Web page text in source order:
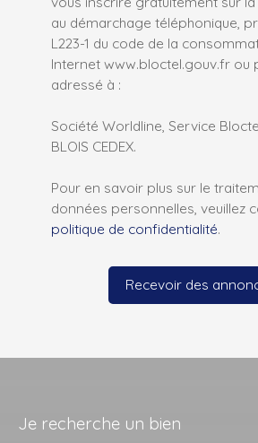
au démarchage téléphonique,
L223-1 du code de la
Internet www.bloctel.gouv.fr ou
adressé à :
Société Worldline, Service Bloctel,
BLOIS CEDEX.
Pour en savoir plus sur le
données personnelles, veuillez
politique de confidentialité.
Recevoir des
Je recherche un bien